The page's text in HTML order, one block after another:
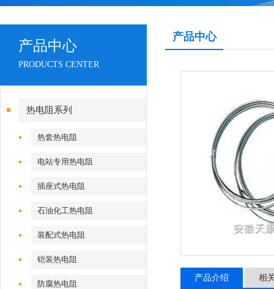
产品中心
PRODUCTS CENTER
热电阻系列
热套热电阻
电站专用热电阻
插座式热电阻
石油化工热电阻
装配式热电阻
铠装热电阻
防腐热电阻
产品中心
产品介绍 相